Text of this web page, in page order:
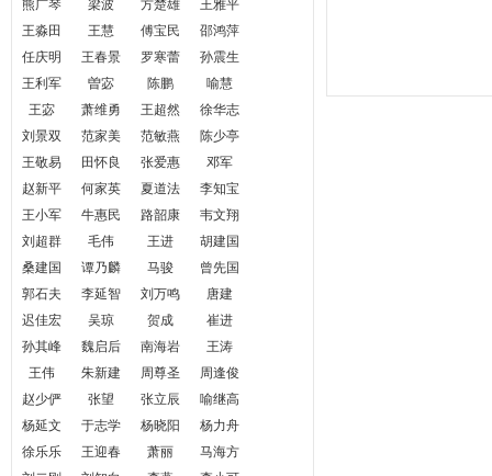
熊广琴
梁波 方楚雄
王雅平
王淼田
王慧 傅宝民
邵鸿萍
任庆明
王春景 罗寒蕾
孙震生
王利军
曽宓 陈鹏
喻慧
王宓
萧维勇 王超然
徐华志
刘景双
范家美 范敏燕
陈少亭
王敬易
田怀良 张爱惠
邓军
赵新平
何家英 夏道法
李知宝
王小军
牛惠民 路韶康
韦文翔
刘超群
毛伟 王进
胡建国
桑建国
谭乃麟 马骏
曾先国
郭石夫
李延智 刘万鸣
唐建
迟佳宏
吴琼 贺成
崔进
孙其峰
魏启后 南海岩
王涛
王伟
朱新建 周尊圣
周逢俊
赵少俨
张望 张立辰
喻继高
杨延文
于志学 杨晓阳
杨力舟
徐乐乐
王迎春 萧丽
马海方